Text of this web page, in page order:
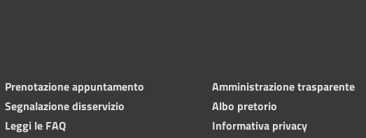
Prenotazione appuntamento
Segnalazione disservizio
Leggi le FAQ
Amministrazione trasparente
Albo pretorio
Informativa privacy